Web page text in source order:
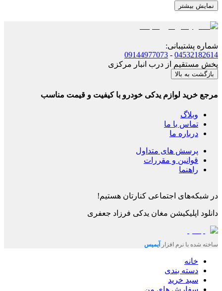
نمایش بیشتر
شماره پشتیبانی:
04532182614
-
09144977073
پخش مستقیم از درب انبار مرکزی
بازگشت به بالا
مرجع خرید لوازم یدکی خودرو با کیفیت و قیمت مناسب
وبلاگ
تماس با ما
درباره ما
پرسش های متداول
قوانین و مقررات
راهنما
در شبکه‌های اجتماعی کنارتان هستیم!
دانلود اپلیکیشن مغان یدکی فرزاد جعفری
ساخته شده با نرم افزار آیمیس
خانه
دسته بندی
سبد خرید
سفارش های من